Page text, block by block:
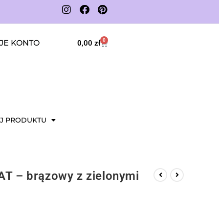
KONTO 0,00 zł 0
PRODUKTU
– brązowy z zielonymi